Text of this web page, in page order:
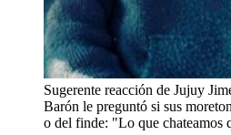
Sugerente reacción de Jujuy
Barón le preguntó si sus
o del finde: "Lo que chateamos